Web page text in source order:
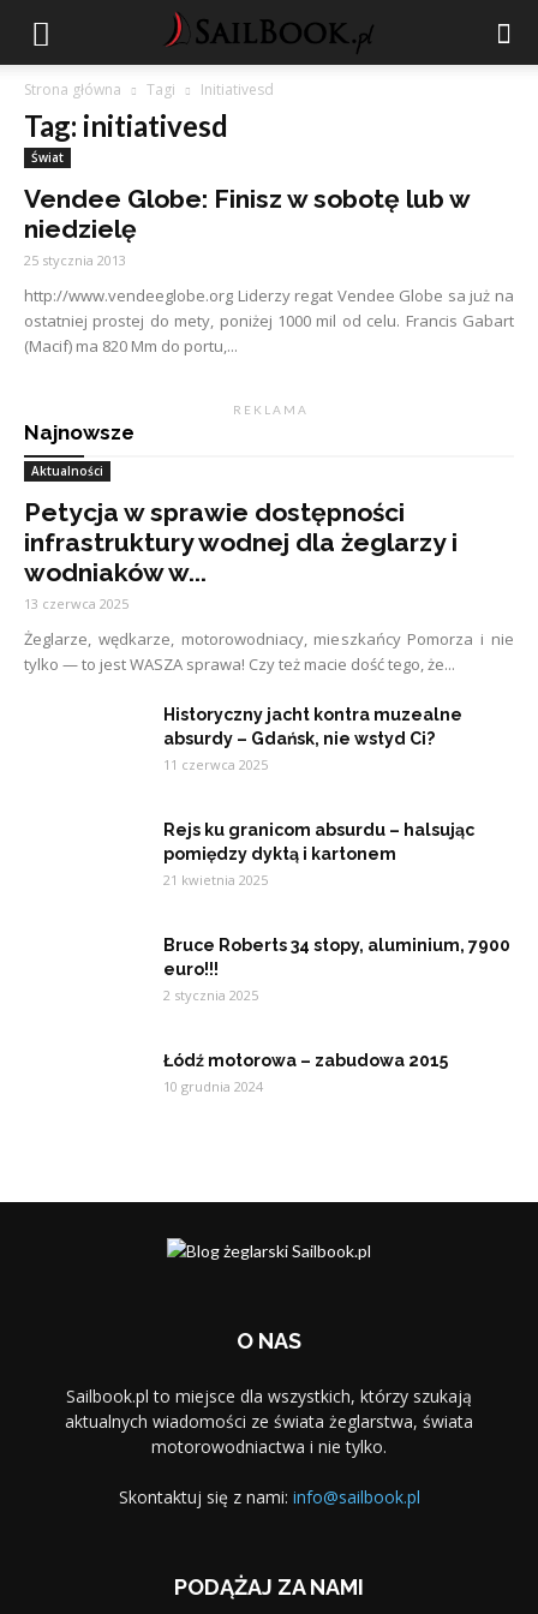
Strona główna Tagi Initiativesd
Tag: initiativesd
Świat
Vendee Globe: Finisz w sobotę lub w
niedzielę
25 stycznia 2013
http://www.vendeeglobe.org Liderzy regat Vendee Globe sa już na
ostatniej prostej do mety, poniżej 1000 mil od celu. Francis Gabart
(Macif) ma 820 Mm do portu,...
R E K L A M A
Najnowsze
Aktualności
Petycja w sprawie dostępności
infrastruktury wodnej dla żeglarzy i
wodniaków w...
13 czerwca 2025
Żeglarze, wędkarze, motorowodniacy, mieszkańcy Pomorza i nie
tylko — to jest WASZA sprawa! Czy też macie dość tego, że...
Historyczny jacht kontra muzealne
absurdy – Gdańsk, nie wstyd Ci?
11 czerwca 2025
Rejs ku granicom absurdu – halsując
pomiędzy dyktą i kartonem
21 kwietnia 2025
Bruce Roberts 34 stopy, aluminium, 7900
euro!!!
2 stycznia 2025
Łódź motorowa – zabudowa 2015
10 grudnia 2024
O NAS
Sailbook.pl to miejsce dla wszystkich, którzy szukają
aktualnych wiadomości ze świata żeglarstwa, świata
motorowodniactwa i nie tylko.
Skontaktuj się z nami: info@sailbook.pl
PODĄŻAJ ZA NAMI